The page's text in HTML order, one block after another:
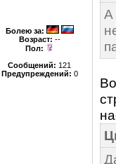
Болею за:
Возраст: --
Пол:
Сообщений: 121
Предупреждений: 0
А